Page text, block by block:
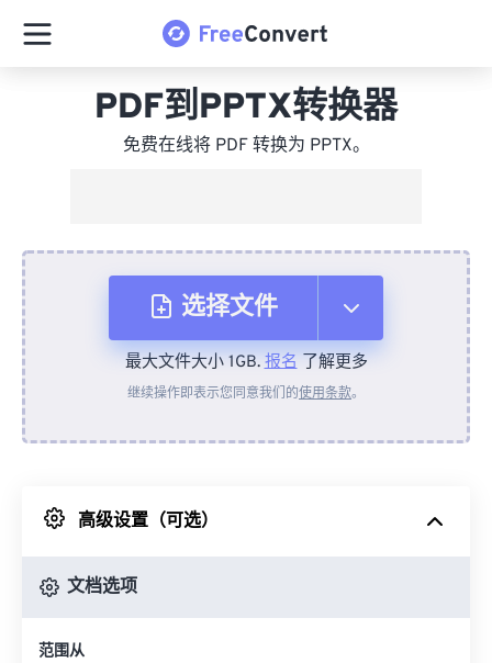
PDF到PPTX转换器
免费在线将 PDF 转换为 PPTX。
选择文件
从设备
来自 Google Drive
最大文件大小 1GB.报名了解更多
继续操作即表示您同意我们的使用条款。
高级设置（可选）
文档选项
范围从